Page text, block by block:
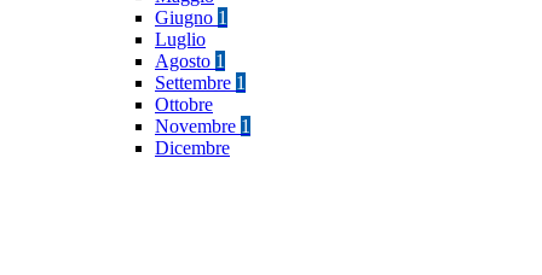
Giugno 1
Luglio
Agosto 1
Settembre 1
Ottobre
Novembre 1
Dicembre